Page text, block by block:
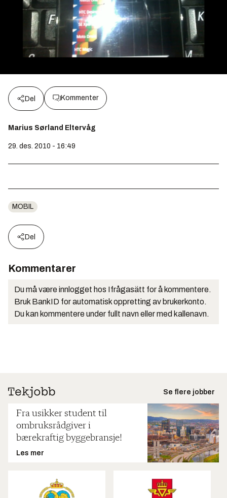
Del Kommenter
Marius Sørland Eltervåg
29. des. 2010 - 16:49
MOBIL
Del
Kommentarer
Du må være innlogget hos Ifrågasätt for å kommentere.
Bruk BankID for automatisk oppretting av brukerkonto.
Du kan kommentere under fullt navn eller med kallenavn.
Se flere jobber
Fra usikker student til
ombruksrådgiver i
bærekraftig byggebransje!
Les mer